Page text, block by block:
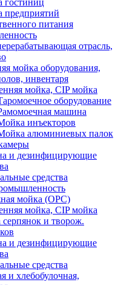
гостиниц
предприятий
питания
отрасль,
мойка оборудования,
инвентаря
мойка, CIP мойка
оборудование
машина
инъекторов
алюминиевых палок
и дезинфицирующие
средства
мойка (ОРС)
мойка, CIP мойка
и творож.
и дезинфицирующие
средства
и хлебобулочная,